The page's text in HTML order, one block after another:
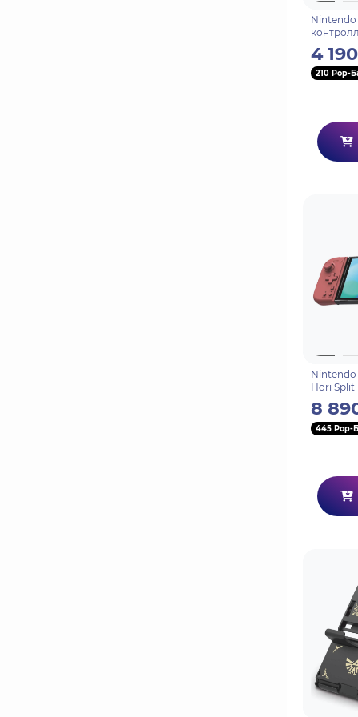
Nintendo
4
210 Pop-
Hori
(Apricot
Switch
8
445 Pop-